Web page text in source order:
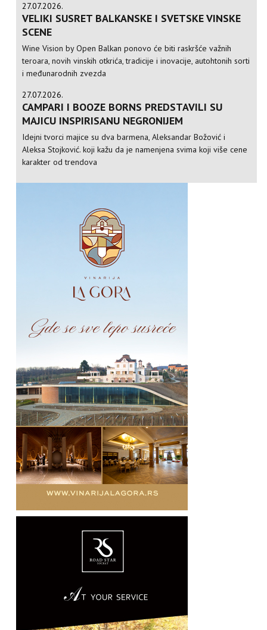
27.07.2026.
VELIKI SUSRET BALKANSKE I SVETSKE VINSKE
SCENE
Wine Vision by Open Balkan ponovo će biti raskršće važnih
teroara, novih vinskih otkrića, tradicije i inovacije, autohtonih sorti
i međunarodnih zvezda
27.07.2026.
CAMPARI I BOOZE BORNS PREDSTAVILI SU
MAJICU INSPIRISANU NEGRONIJEM
Idejni tvorci majice su dva barmena, Aleksandar Božović i
Aleksa Stojković. koji kažu da je namenjena svima koji više cene
karakter od trendova